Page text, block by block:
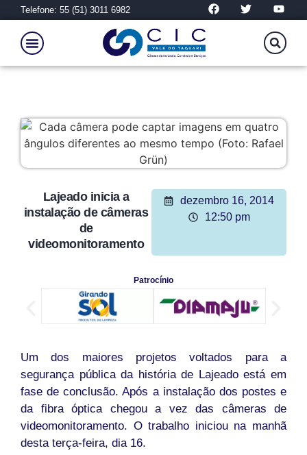
Telefone: 55 (51) 3011 6982
Lajeado inicia a
instalação de câmeras
de
videomonitoramento
dezembro 16, 2014
12:50 pm
Patrocínio
Um dos maiores projetos voltados para a
segurança pública da história de Lajeado está em
fase de conclusão. Após a instalação dos postes e
da fibra óptica chegou a vez das câmeras de
videomonitoramento. O trabalho iniciou na manhã
desta terça-feira, dia 16.